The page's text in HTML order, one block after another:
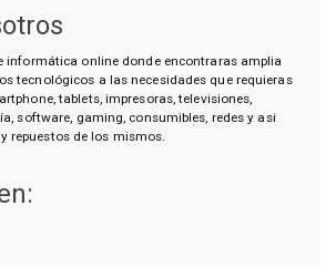
informática online donde encontraras amplia
tecnológicos a las necesidades que requieras
tablets, impresoras, televisiones,
software, gaming, consumibles, redes y asi
repuestos de los mismos.